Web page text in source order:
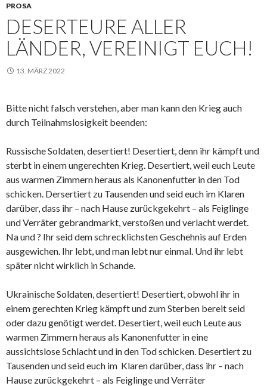
PROSA
DESERTEURE ALLER
LÄNDER, VEREINIGT EUCH!
13. MÄRZ 2022
Bitte nicht falsch verstehen, aber man kann den Krieg auch
durch Teilnahmslosigkeit beenden:
Russische Soldaten, desertiert! Desertiert, denn ihr kämpft und
sterbt in einem ungerechten Krieg. Desertiert, weil euch Leute
aus warmen Zimmern heraus als Kanonenfutter in den Tod
schicken. Dersertiert zu Tausenden und seid euch im Klaren
darüber, dass ihr – nach Hause zurückgekehrt – als Feiglinge
und Verräter gebrandmarkt, verstoßen und verlacht werdet.
Na und ? Ihr seid dem schrecklichsten Geschehnis auf Erden
ausgewichen. Ihr lebt, und man lebt nur einmal. Und ihr lebt
später nicht wirklich in Schande.
Ukrainische Soldaten, desertiert! Desertiert, obwohl ihr in
einem gerechten Krieg kämpft und zum Sterben bereit seid
oder dazu genötigt werdet. Desertiert, weil euch Leute aus
warmen Zimmern heraus als Kanonenfutter in eine
aussichtslose Schlacht und in den Tod schicken. Desertiert zu
Tausenden und seid euch im Klaren darüber, dass ihr – nach
Hause zurückgekehrt – als Feiglinge und Verräter